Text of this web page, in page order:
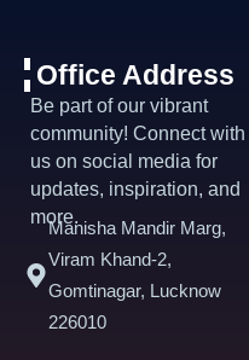
Office Address
Be part of our vibrant
community! Connect with
us on social media for
updates, inspiration, and
more.
Manisha Mandir Marg,
Viram Khand-2,
Gomtinagar, Lucknow
226010